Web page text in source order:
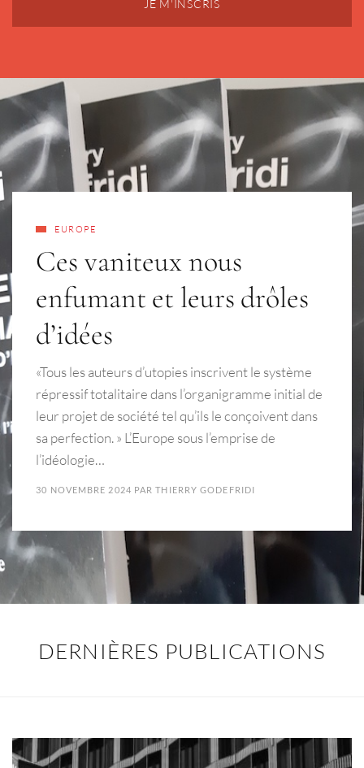
EUROPE
Ces vaniteux nous
enfumant et leurs drôles
d’idées
«Tous les auteurs d’utopies inscrivent le système
répressif totalitaire dans l’organigramme initial de
leur projet de société tel qu’ils le conçoivent dans
sa perfection. » L’Europe sous l’emprise de
l’idéologie…
30 NOVEMBRE 2024 PARTHIERRY GODEFRIDI
DERNIÈRES PUBLICATIONS